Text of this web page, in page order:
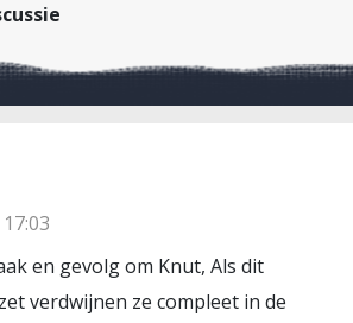
en gevolg om Knut, Als dit
verdwijnen ze compleet in de